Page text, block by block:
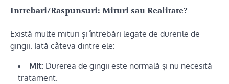
Intrebari/Raspunsuri: Mituri sau Realitate?
Există multe mituri și întrebări legate de durerile de
gingii. Iată câteva dintre ele:
Mit: Durerea de gingii este normală și nu necesită
tratament.